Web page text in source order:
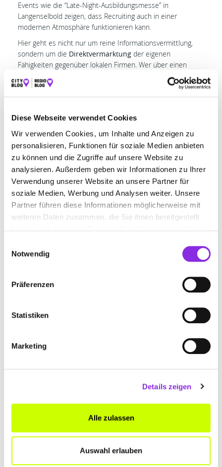
Diese Webseite verwendet Cookies
Wir verwenden Cookies, um Inhalte und Anzeigen zu
personalisieren, Funktionen für soziale Medien anbieten
zu können und die Zugriffe auf unsere Website zu
analysieren. Außerdem geben wir Informationen zu Ihrer
Verwendung unserer Website an unsere Partner für
soziale Medien, Werbung und Analysen weiter. Unsere
Partner führen diese Informationen möglicherweise mit
weiteren Daten zusammen, die Sie ihnen bereitgestellt
Notwendig
Präferenzen
Statistiken
Marketing
Details zeigen
Alle zulassen
Auswahl erlauben
Events wie die “Late-Night-Ausbildungsmesse” in
Langenselbold zeigen, dass Recruiting auch in einer
modernen Atmosphäre funktionieren kann.
Hier geht es nicht nur um reine Informationsvermittlung,
sondern um die Direktvermarktung der eigenen
Fähigkeiten gegenüber lokalen Firmen. Wer über einen
Karrieresprung nachdenkt, sollte diese
Wirtschaftsmessen
gezielt nutzen.
Isenburg, Bruchköbel, Langenselbold,
Bad Soden-Salmünster, Maintal
Datum
Name des
Events
Thema
Veranstaltu
ngsort
April 2026
HELLE
MARKT
Gewerbeme
sse
Innenstadt
Schlüchtern
23.04.2026
Ausbildungs
Ausbildung
Langenselb
old
07.06.2026
Bad Soden-
Salmünster
Hugenotten
17.09.2026
Stadthaus
Bruchköbel
12.11.2026
Pflege &
Berufsmess
Langenselb
Maintal
Über den Tellerrand: Frankfurt und